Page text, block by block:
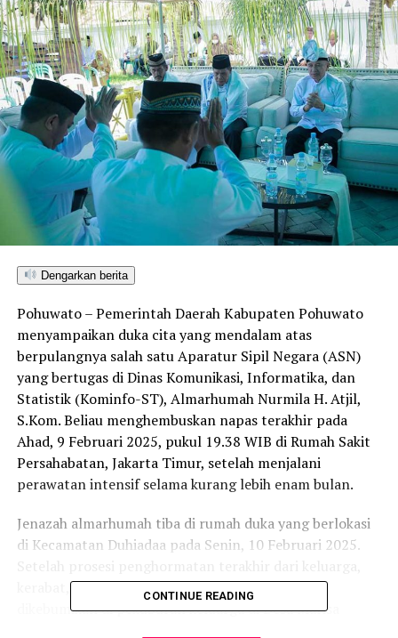
Dengarkan berita
Pohuwato – Pemerintah Daerah Kabupaten Pohuwato
menyampaikan duka cita yang mendalam atas
berpulangnya salah satu Aparatur Sipil Negara (ASN)
yang bertugas di Dinas Komunikasi, Informatika, dan
Statistik (Kominfo-ST), Almarhumah Nurmila H. Atjil,
S.Kom. Beliau menghembuskan napas terakhir pada
Ahad, 9 Februari 2025, pukul 19.38 WIB di Rumah Sakit
Persahabatan, Jakarta Timur, setelah menjalani
perawatan intensif selama kurang lebih enam bulan.
Jenazah almarhumah tiba di rumah duka yang berlokasi
di Kecamatan Duhiadaa pada Senin, 10 Februari 2025.
kerabat, serta rekan-rekan sejawatnya, jenazah
dikebumikan di pekuburan keluarga di Desa Marisa
CONTINUE READING